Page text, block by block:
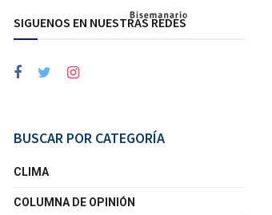
SIGUENOS EN NUESTRAS REDES
BUSCAR POR CATEGORÍA
CLIMA
COLUMNA DE OPINIÓN